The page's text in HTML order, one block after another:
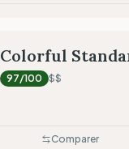
Colorful
97/100 $$
Comparer